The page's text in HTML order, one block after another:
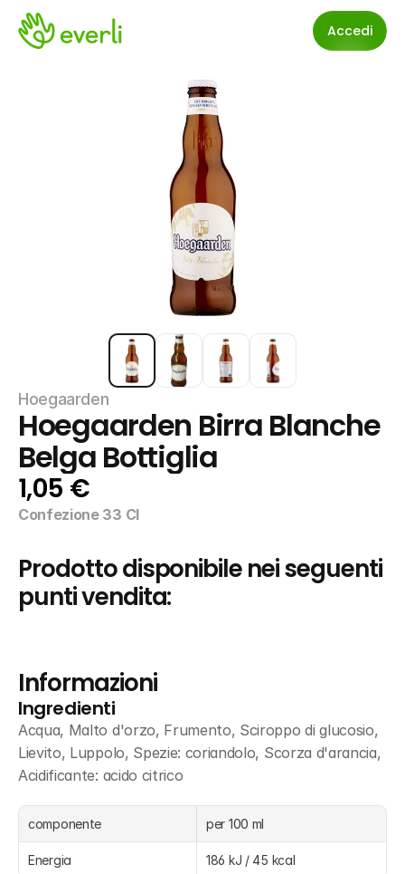
Accedi
Hoegaarden
Hoegaarden Birra Blanche
Belga Bottiglia
1,05 €
Confezione 33 Cl
Prodotto disponibile nei seguenti
punti vendita:
Informazioni
Ingredienti
Acqua, Malto d'orzo, Frumento, Sciroppo di glucosio,
Lievito, Luppolo, Spezie: coriandolo, Scorza d'arancia,
Acidificante: acido citrico
componente per 100 ml
Energia 186 kJ / 45 kcal